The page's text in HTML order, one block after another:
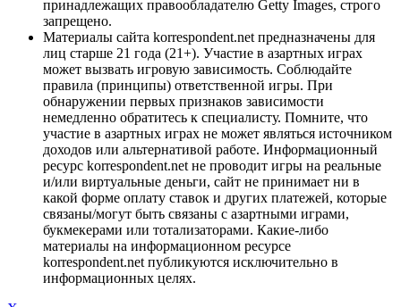
принадлежащих правообладателю Getty Images, строго
запрещено.
Материалы сайта korrespondent.net предназначены для
лиц старше 21 года (21+). Участие в азартных играх
может вызвать игровую зависимость. Соблюдайте
правила (принципы) ответственной игры. При
обнаружении первых признаков зависимости
немедленно обратитесь к специалисту. Помните, что
участие в азартных играх не может являться источником
доходов или альтернативой работе. Информационный
ресурс korrespondent.net не проводит игры на реальные
и/или виртуальные деньги, сайт не принимает ни в
какой форме оплату ставок и других платежей, которые
связаны/могут быть связаны с азартными играми,
букмекерами или тотализаторами. Какие-либо
материалы на информационном ресурсе
korrespondent.net публикуются исключительно в
информационных целях.